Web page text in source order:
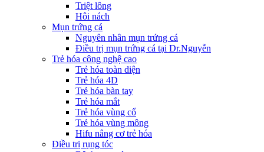
Triệt lông
Hôi nách
Mụn trứng cá
Nguyên nhân mụn trứng cá
Điều trị mụn trứng cá tại Dr.Nguyễn
Trẻ hóa công nghệ cao
Trẻ hóa toàn diện
Trẻ hóa 4D
Trẻ hóa bàn tay
Trẻ hóa mắt
Trẻ hóa vùng cổ
Trẻ hóa vùng mông
Hifu nâng cơ trẻ hóa
Điều trị rụng tóc